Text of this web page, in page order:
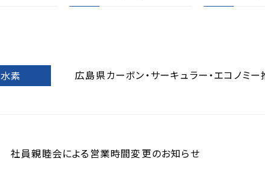
水素 広島県カーボン・サーキュラー・エコノミ
社員親睦会による営業時間変更のお知らせ